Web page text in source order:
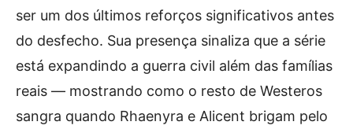
ser um dos últimos reforços significativos antes
do desfecho. Sua presença sinaliza que a série
está expandindo a guerra civil além das famílias
reais — mostrando como o resto de Westeros
sangra quando Rhaenyra e Alicent brigam pelo